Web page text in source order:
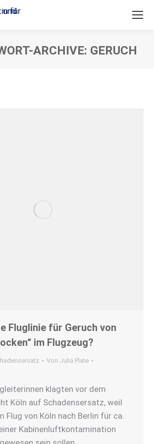
ARCHIVE: GERUCH
Fluglinie für Geruch von
im Flugzeug?
Von Julia Plate
klagten vor dem
Köln auf Schadensersatz, weil
Flug von Köln nach Berlin für ca.
Kabinenluftkontamination